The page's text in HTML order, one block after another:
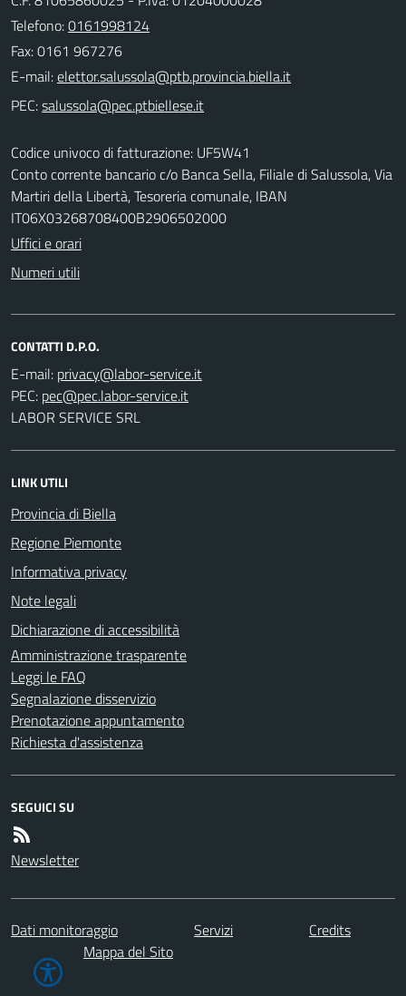
Telefono:0161998124
Fax: 0161 967276
E-mail:
PEC:
Codice univoco di fatturazione: UF5W41
Conto corrente bancario c/o Banca Sella, Filiale di Salussola, Via
Martiri della Libertà, Tesoreria comunale, IBAN
IT06X03268708400B2906502000
Uffici e orari
Numeri utili
CONTATTI D.P.O.
E-mail:
PEC:
LABOR SERVICE SRL
LINK UTILI
Provincia di Biella
Regione Piemonte
Informativa privacy
Note legali
Dichiarazione di accessibilità
Amministrazione trasparente
Leggi le FAQ
Segnalazione disservizio
Prenotazione appuntamento
Richiesta d'assistenza
SEGUICI SU
Newsletter
Dati monitoraggio Servizi
Credits
Mappa del Sito